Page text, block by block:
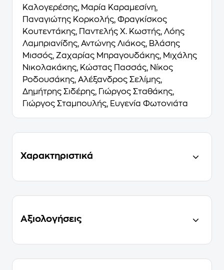
Καλογερέσης, Μαρία Καραμεσίνη,
Παναγιώτης Κορκολής, Φραγκίσκος
Κουτεντάκης, Παντελής Χ. Κωστής, Λόης
Λαμπριανίδης, Αντώνης Λιάκος, Βλάσης
Μισσός, Ζαχαρίας Μπραγουδάκης, Μιχάλης
Νικολακάκης, Κώστας Πασσάς, Νίκος
Ροδουσάκης, Αλέξανδρος Σελίμης,
Δημήτρης Σιδέρης, Γιώργος Σταθάκης,
Γιώργος Σταμπουλής, Ευγενία Φωτονιάτα
Χαρακτηριστικά
Αξιολογήσεις